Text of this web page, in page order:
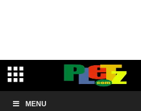
MENU
Início Tags